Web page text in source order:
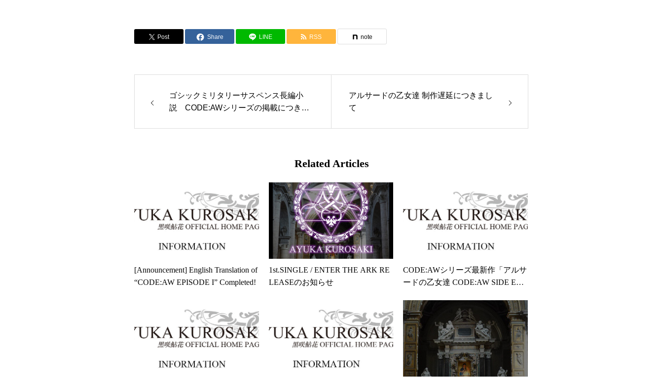
Post Share LINE RSS note
ゴシックミリタリーサスペンス長編小
説 CODE:AWシリーズの掲載につきま
アルサードの乙女達 制作遅延につきまし
て
Related Articles
[Announcement] English Translation of
“CODE:AW EPISODE I” Completed!
1st.SINGLE / ENTER THE ARK RE
LEASEのお知らせ
CODE:AWシリーズ最新作「アルサ
ードの乙女達 CODE:AW SIDE EPIS
がきあり